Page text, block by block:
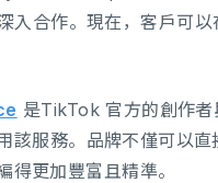
入合作。現在，客戶可
是TikTok 官方的創作
該服務。品牌不僅可以
得更加豐富且精準。